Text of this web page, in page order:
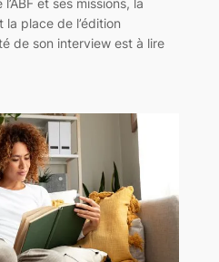
place de l’édition
de son interview est à lire